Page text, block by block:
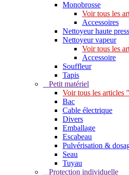
Monobrosse
Voir tous les
Accessoires
Nettoyeur haute
Nettoyeur vapeur
Voir tous les
Accessoire
Souffleur
Tapis
Petit matériel
Voir tous les articles
Bac
Cable électrique
Divers
Emballage
Escabeau
Pulvérisation &
Seau
Tuyau
Protection individuelle